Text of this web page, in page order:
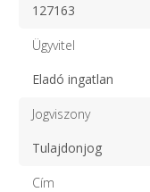
127163
Ügyvitel
Eladó ingatlan
Jogviszony
Tulajdonjog
Cím